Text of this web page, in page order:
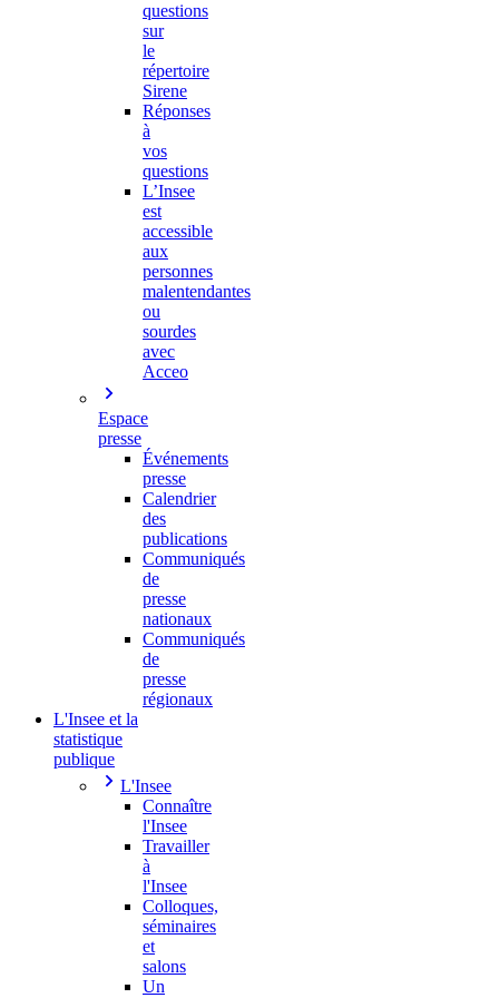
questions
sur
le
répertoire
Sirene
Réponses
à
vos
questions
L’Insee
est
accessible
aux
personnes
malentendantes
ou
sourdes
avec
Acceo
Espace
presse
Événements
presse
Calendrier
des
publications
Communiqués
de
presse
nationaux
Communiqués
de
presse
régionaux
L'Insee et la
statistique
publique
L'Insee
Connaître
l'Insee
Travailler
à
l'Insee
Colloques,
séminaires
et
salons
Un